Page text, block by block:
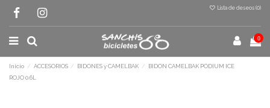
Lista de deseos (0)
0
Inicio ACCESORIOS BIDONES y CAMELBAK
BIDON CAMELBAK PODIUM ICE
ROJO 0.6L